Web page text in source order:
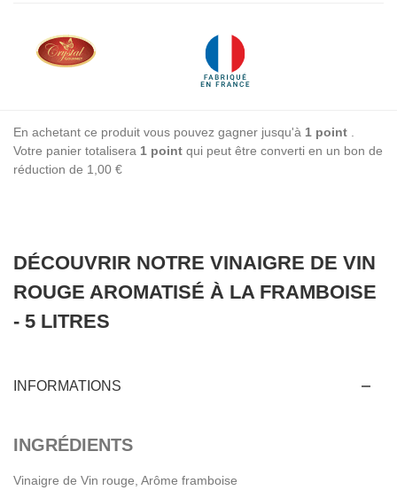
En achetant ce produit vous pouvez gagner jusqu'à 1 point
Votre panier totalisera 1 point qui peut être converti en un bon de
réduction de 1,00 €
DÉCOUVRIR NOTRE VINAIGRE DE VIN
ROUGE AROMATISÉ À LA FRAMBOISE
- 5 LITRES
INFORMATIONS
INGRÉDIENTS
Vinaigre de Vin rouge, Arôme framboise